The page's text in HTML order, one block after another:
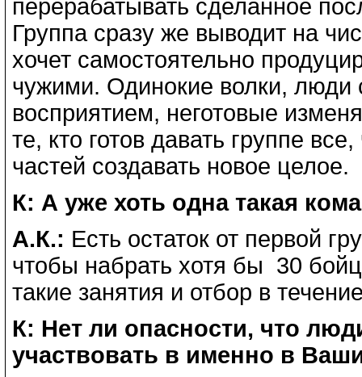
перерабатывать сделанное
Группа сразу же выводит на
хочет самостоятельно
чужими. Одинокие волки, люди
восприятием, неготовые
те, кто готов давать группе
частей создавать новое целое.
К: А уже хоть одна такая
А.К.: Есть остаток от первой
чтобы набрать хотя бы 30
такие занятия и отбор в
К: Нет ли опасности, что
участвовать в именно в